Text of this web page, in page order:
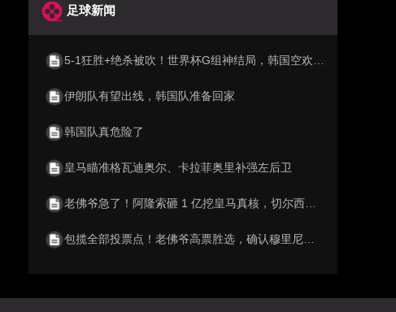
足球新闻
5-1狂胜+绝杀被吹！世界杯G组神结局，韩国空欢喜 比利时逆袭成第1
伊朗队有望出线，韩国队准备回家
韩国队真危险了
皇马瞄准格瓦迪奥尔、卡拉菲奥里补强左后卫
老佛爷急了！阿隆索砸 1 亿挖皇马真核，切尔西截胡利物浦阿森纳
包揽全部投票点！老佛爷高票胜选，确认穆里尼奥重返伯纳乌执教